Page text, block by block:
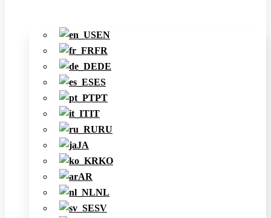
EN
FR
DE
ES
PT
IT
RU
JA
KO
AR
NL
SV